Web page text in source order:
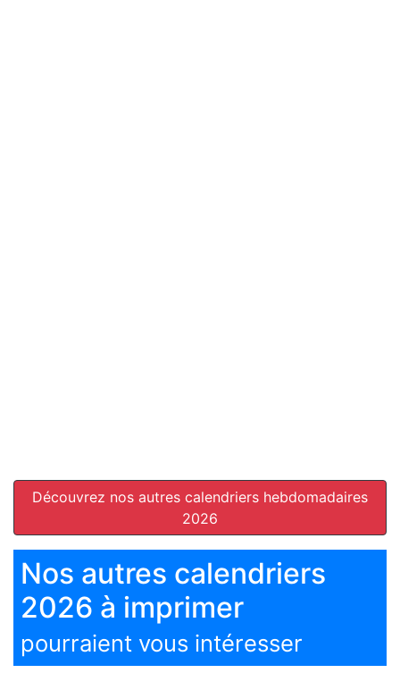
Découvrez nos autres calendriers hebdomadaires
2026
Nos autres calendriers
2026 à imprimer
pourraient vous intéresser